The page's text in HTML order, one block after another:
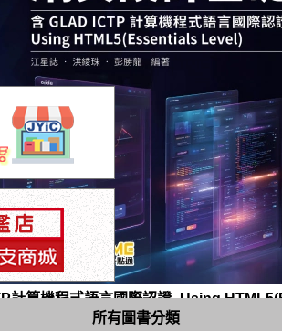
計算機程式語言國際認證 -Using
所有圖書分類